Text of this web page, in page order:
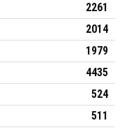
2261
2014
1979
4435
524
511